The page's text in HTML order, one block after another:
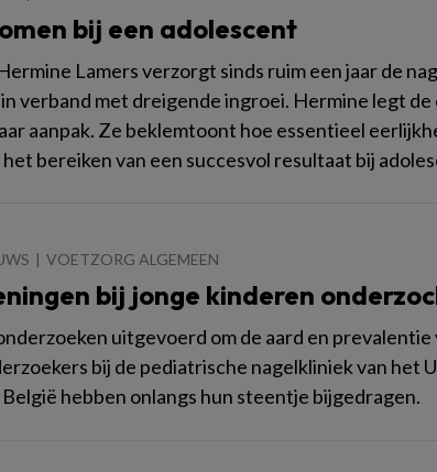
bij een adolescent
Lamers verzorgt sinds ruim een jaar de
verband met dreigende ingroei. Hermine legt
aanpak. Ze beklemtoont hoe essentieel
bereiken van een succesvol resultaat bij
VOETZORG ALGEMEEN
bij jonge kinderen
uitgevoerd om de aard en
bij de pediatrische nagelkliniek van het
hebben onlangs hun steentje bijgedragen.